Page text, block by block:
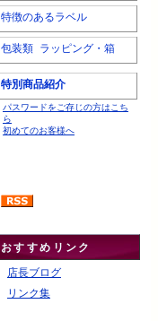
特徴のあるラベル
包装類 ラッピング・箱
特別商品紹介
パスワードをご存じの方はこち
ら
初めてのお客様へ
おすすめリンク
店長ブログ
リンク集